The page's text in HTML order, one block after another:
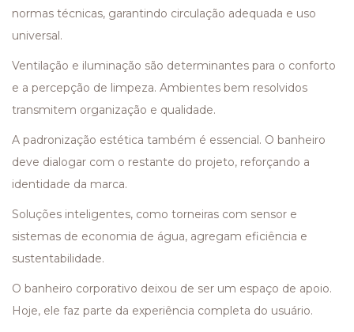
normas técnicas, garantindo circulação adequada e uso
universal.
Ventilação e iluminação são determinantes para o conforto
e a percepção de limpeza. Ambientes bem resolvidos
transmitem organização e qualidade.
A padronização estética também é essencial. O banheiro
deve dialogar com o restante do projeto, reforçando a
identidade da marca.
Soluções inteligentes, como torneiras com sensor e
sistemas de economia de água, agregam eficiência e
sustentabilidade.
O banheiro corporativo deixou de ser um espaço de apoio.
Hoje, ele faz parte da experiência completa do usuário.